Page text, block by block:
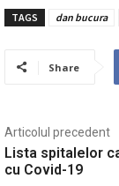
TAGS dan bucura
Share
Articolul precedent
Lista spitalelor
cu Covid-19